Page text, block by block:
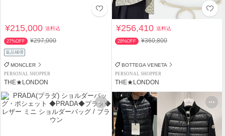
¥215,000送料込
27%OFF ¥297,000
返品補償
MONCLER
PERSONAL SHOPPER
THE★LONDON
¥256,410送料込
28%OFF ¥360,800
BOTTEGA VENETA
PERSONAL SHOPPER
THE★LONDON